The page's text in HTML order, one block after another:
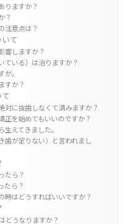
りますか？
？
注意点は？
て
響しますか？
ている）は治りますか？
。
すか？
対に抜歯しなくて済みますか？
正を始めてもいいのですか？
えてきました。
歯が足りない）と言われまし
たら？
たら？
時はどうすればいいですか？
どうなりますか？